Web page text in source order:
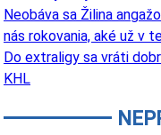
Neobáva sa Žilina
nás rokovania, aké už v
Do extraligy sa vráti
KHL